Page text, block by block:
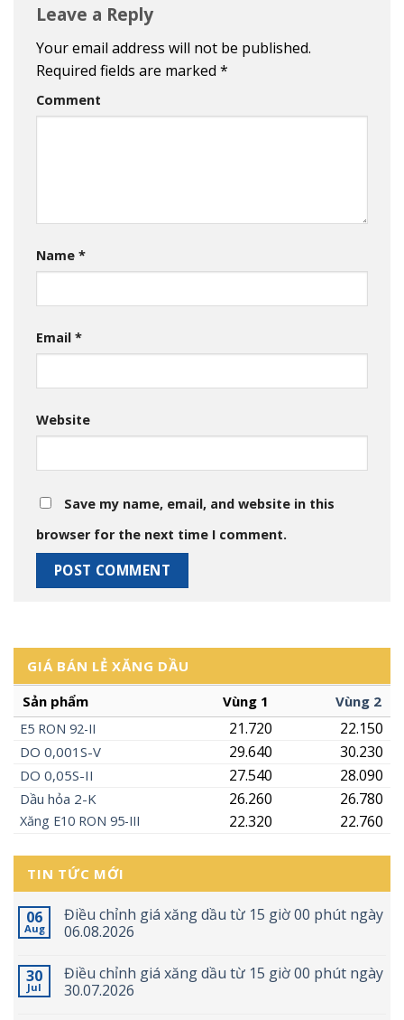
GIÁ BÁN LẺ XĂNG DẦU
Sản phẩm
Vùng 1 Vùng 2
E5 RON 92-II 22.150
21.720
DO 0,001S-V 30.230
29.640
DO 0,05S-II 28.090
27.540
Dầu hỏa 2-K 26.780
26.260
Xăng E10 RON 95-III 22.760
22.320
TIN TỨC MỚI
06
Aug
Điều chỉnh giá xăng dầu từ 15 giờ 00 phút ngày
06.08.2026
30
Jul
Điều chỉnh giá xăng dầu từ 15 giờ 00 phút ngày
30.07.2026
Leave a Reply
Your email address will not be published.
Required fields are marked *
Comment
Name *
Email *
Website
Save my name, email, and website in this
browser for the next time I comment.